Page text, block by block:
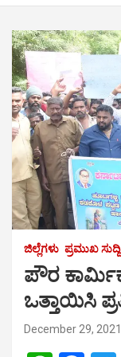
ಜಿಲ್ಲೆಗಳು ಪ್ರಮುಖ ಸುದ್ದಿ
ಪೌರ
ಒತ್ತಾಯಿಸಿ
December 29, 2021